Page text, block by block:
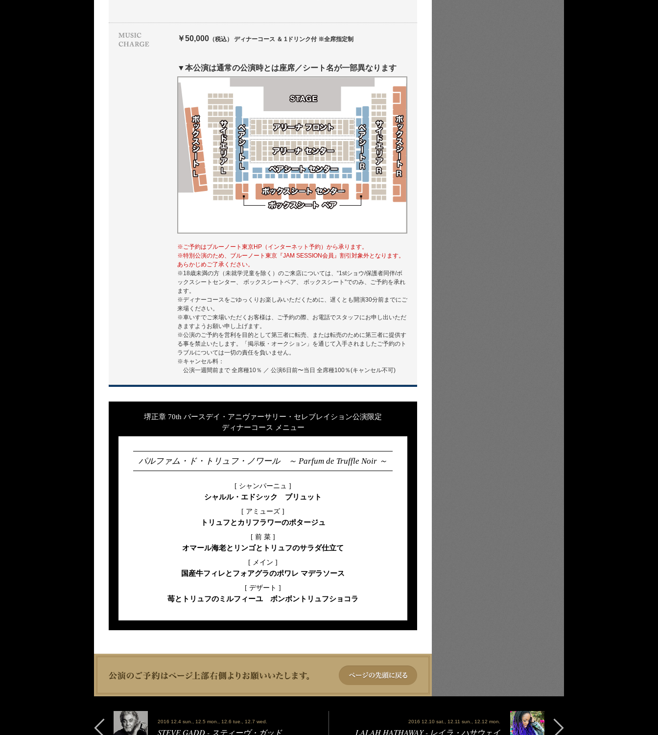
￥50,000 （税込） ディナーコース ＆ 1ドリンク付 ※全席指定制
▼本公演は通常の公演時とは座席／シート名が一部異なります
※ご予約はブルーノート東京HP（インターネット予約）から承ります。
※特別公演のため、ブルーノート東京『JAM SESSION会員』割引対象外となります。
あらかじめご了承ください。
※18歳未満の方（未就学児童を除く）のご来店については、“1stショウ/保護者同伴/ボ
ックスシートセンター、 ボックスシートペア、 ボックスシート”でのみ、ご予約を承れ
ます。
※ディナーコースをごゆっくりお楽しみいただくために、遅くとも開演30分前までにご
来場ください。
※車いすでご来場いただくお客様は、ご予約の際、お電話でスタッフにお申し出いただ
きますようお願い申し上げます。
※公演のご予約を営利を目的として第三者に転売、または転売のために第三者に提供す
る事を禁止いたします。「掲示板・オークション」を通じて入手されましたご予約のト
ラブルについては一切の責任を負いません。
※キャンセル料：
公演一週間前まで 全席種10％ ／ 公演6日前〜当日 全席種100％(キャンセル不可)
堺正章 70th バースデイ・アニヴァーサリー・セレブレイション公演限定
ディナーコース メニュー
パルファム・ド・トリュフ・ノワール ～ Parfum de Truffle Noir ～
[ シャンパーニュ ]
シャルル・エドシック ブリュット
[ アミューズ ]
トリュフとカリフラワーのポタージュ
[ 前 菜 ]
オマール海老とリンゴとトリュフのサラダ仕立て
[ メイン ]
国産牛フィレとフォアグラのポワレ マデラソース
[ デザート ]
苺とトリュフのミルフィーユ ボンボントリュフショコラ
2016 12.4 sun., 12.5 mon., 12.6 tue., 12.7 wed.
STEVE GADD - スティーヴ・ガッド
2016 12.10 sat., 12.11 sun., 12.12 mon.
LALAH HATHAWAY - レイラ・ハサウェイ